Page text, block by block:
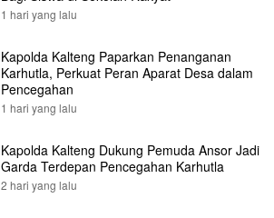
1 hari yang lalu
Kapolda Kalteng Paparkan Penanganan
Karhutla, Perkuat Peran Aparat Desa dalam
Pencegahan
1 hari yang lalu
Kapolda Kalteng Dukung Pemuda Ansor Jadi
Garda Terdepan Pencegahan Karhutla
2 hari yang lalu